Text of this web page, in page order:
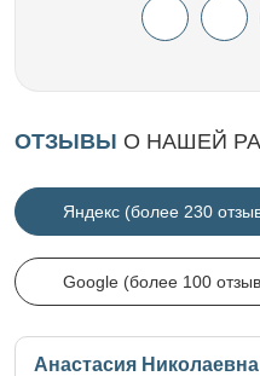
ОТЗЫВЫ О НАШЕЙ
Яндекс (более 230
Google (более 100
Анастасия Николаевна